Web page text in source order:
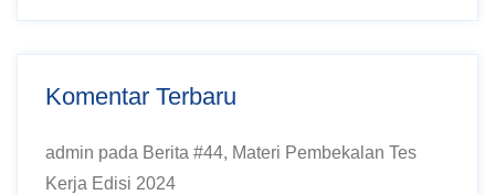
Komentar Terbaru
admin pada Berita #44, Materi Pembekalan Tes
Kerja Edisi 2024